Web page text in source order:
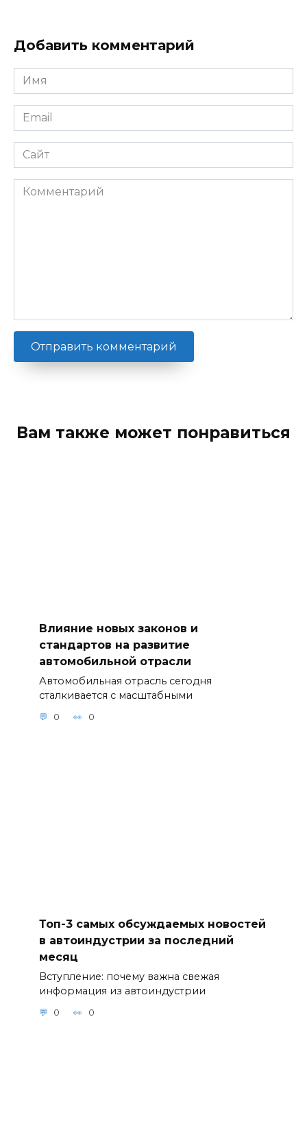
Добавить комментарий
Имя
*
Email
*
Сайт
Комментарий
Вам также может понравиться
Влияние новых законов и
стандартов на развитие
автомобильной отрасли
Автомобильная отрасль сегодня
сталкивается с масштабными
0 0
Топ-3 самых обсуждаемых новостей
в автоиндустрии за последний
месяц
Вступление: почему важна свежая
информация из автоиндустрии
0 0